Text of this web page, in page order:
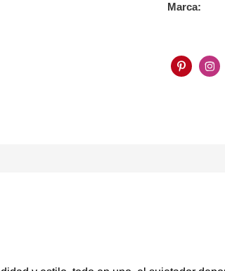
Marca: